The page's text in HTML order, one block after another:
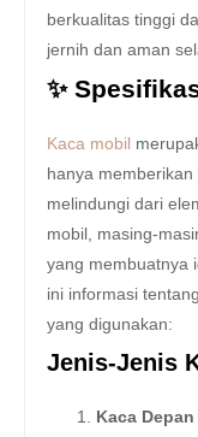
berkualitas tinggi
jernih dan aman
✨
Kaca mobil
hanya
melindungi dari
mobil, masing-
yang membuatnya
ini informasi
yang digunakan:
Jenis-Jenis
Kaca